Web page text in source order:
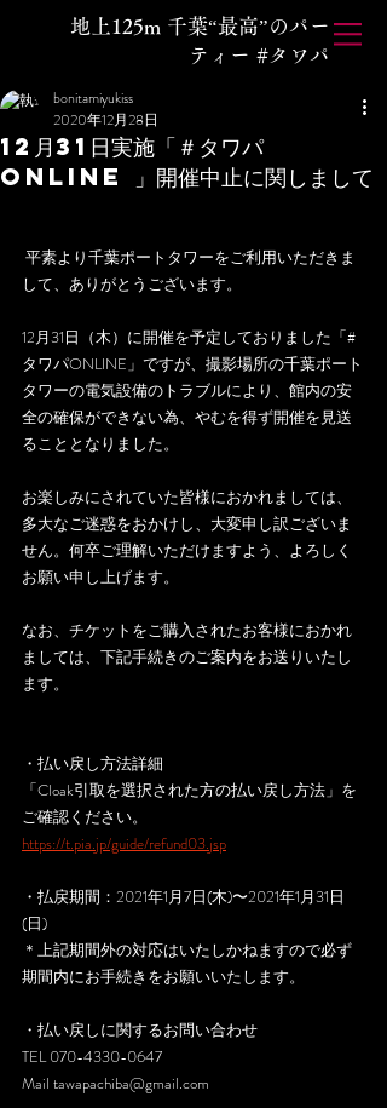
地上125m 千葉“最高”のパー
ティー #タワパ
12月31日実施「＃タワパ
ONLINE 」開催中止に関しまして
bonitamiyukiss
2020年12月28日
して、ありがとうございます。
12月31日（木）に開催を予定しておりました「#
タワパONLINE」ですが、撮影場所の千葉ポート
タワーの電気設備のトラブルにより、館内の安
全の確保ができない為、やむを得ず開催を見送
ることとなりました。
お楽しみにされていた皆様におかれましては、
多大なご迷惑をおかけし、大変申し訳ございま
せん。何卒ご理解いただけますよう、よろしく
お願い申し上げます。
なお、チケットをご購入されたお客様におかれ
ましては、下記手続きのご案内をお送りいたし
ます。
・払い戻し方法詳細
「Cloak引取を選択された方の払い戻し方法」を
ご確認ください。
https://t.pia.jp/guide/refund03.jsp
・払戻期間：2021年1月7日(木)〜2021年1月31日
(日)
＊上記期間外の対応はいたしかねますので必ず
期間内にお手続きをお願いいたします。
・払い戻しに関するお問い合わせ
TEL 070-4330-0647
Mail tawapachiba@gmail.com